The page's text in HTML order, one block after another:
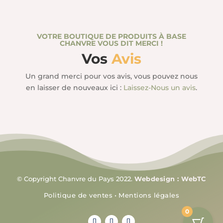
VOTRE BOUTIQUE DE PRODUITS À BASE
CHANVRE VOUS DIT MERCI !
Vos Avis
Un grand merci pour vos avis, vous pouvez nous
en laisser de nouveaux ici : Laissez-Nous un avis.
© Copyright Chanvre du Pays 2022.Webdesign : WebTC
Politique de ventes • Mentions légales
0